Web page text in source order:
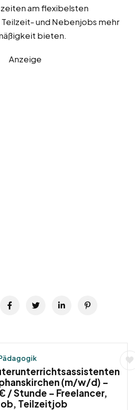
am flexibelsten
und Nebenjobs mehr
bieten.
Anzeige
(m/w/d) –
/ Stunde – Freelancer,
Teilzeitjob